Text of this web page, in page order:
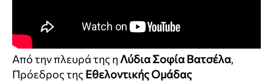
Από την πλευρά της ηΛύδια Σοφία Βατσέλα,
Πρόεδρος της Εθελοντικής Ομάδας